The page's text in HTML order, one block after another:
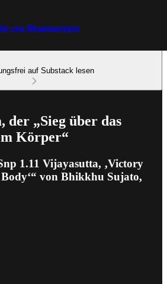
von Dhammaregen
auf Substack lesen
der „Sieg über das
Körper“
1.11 Vijayasutta, ‚Victory
von Bhikkhu Sujato,